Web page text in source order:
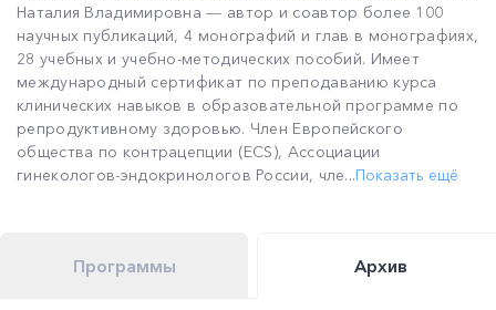
Наталия Владимировна ― автор и соавтор более 100
научных публикаций, 4 монографий и глав в монографиях,
28 учебных и учебно-методических пособий. Имеет
международный сертификат по преподаванию курса
клинических навыков в образовательной программе по
репродуктивному здоровью. Член Европейского
общества по контрацепции (ECS), Ассоциации
гинекологов-эндокринологов России, чле...Показать ещё
Программы Архив